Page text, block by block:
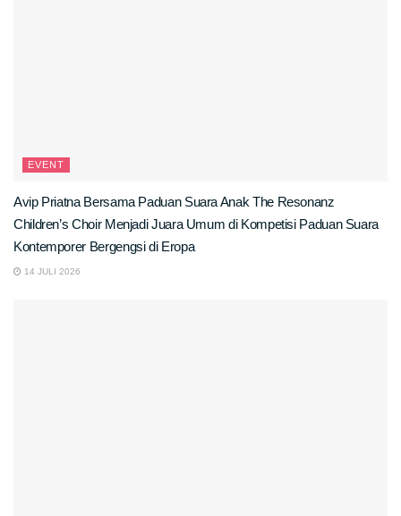
EVENT
Avip Priatna Bersama Paduan Suara Anak The Resonanz
Children’s Choir Menjadi Juara Umum di Kompetisi Paduan Suara
Kontemporer Bergengsi di Eropa
14 JULI 2026